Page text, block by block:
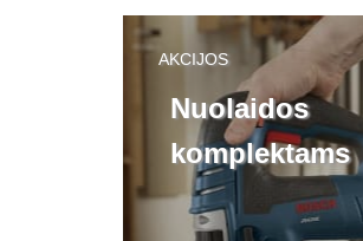
AKCIJOS
Nuolaidos
komplektams